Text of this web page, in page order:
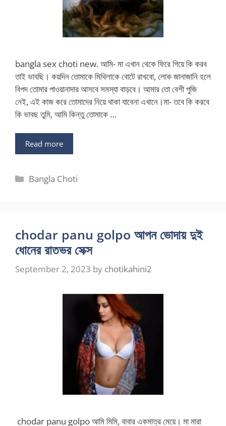
bangla sex choti new. আমি- মা এখান থেকে ফিরে গিয়ে কি করব
তাই ভাবছি। কয়দিন তোমাকে মিথিলাকে বোটে রাখবো, লোক জানাজানি হলে
বিপদ তোমার পাওয়ানাদার আসবে সমস্যা বাড়বে। আমার তো বেশী পুজি
নেই, এই কাজ করে তোমাদের নিয়ে থাকা যাবেনা এখানে।মা- তবে কি করবে
কি ভাবছ তুমি, আমি কিন্তু তোমাকে …
Read more
Categories
Bangla Choti
chodar panu golpo আপন ভোদায় দুই
ধোনের রাতভর সেক্স
September 2, 2023 by chotikahini2
chodar panu golpo আমি মিমি, বাবার একমাত্র মেয়ে। মা মারা